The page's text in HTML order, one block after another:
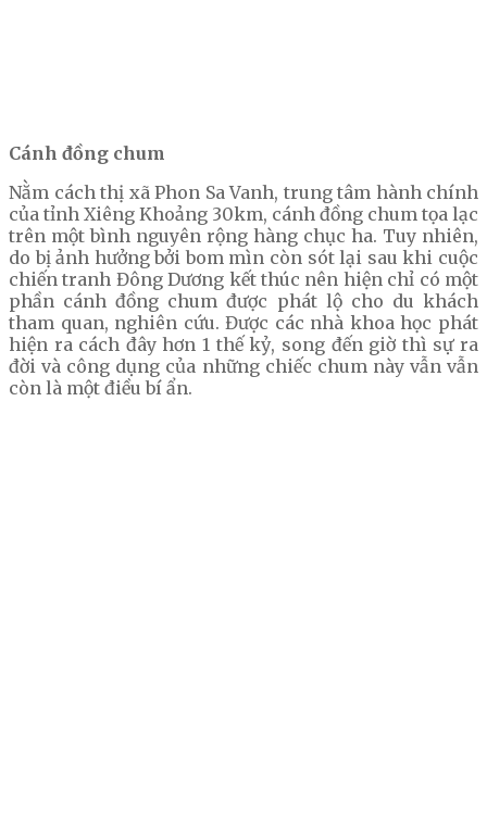
Cánh đồng chum
Nằm cách thị xã Phon Sa Vanh, trung tâm hành chính
của tỉnh Xiêng Khoảng 30km, cánh đồng chum tọa lạc
trên một bình nguyên rộng hàng chục ha. Tuy nhiên,
do bị ảnh hưởng bởi bom mìn còn sót lại sau khi cuộc
chiến tranh Đông Dương kết thúc nên hiện chỉ có một
phần cánh đồng chum được phát lộ cho du khách
tham quan, nghiên cứu. Được các nhà khoa học phát
hiện ra cách đây hơn 1 thế kỷ, song đến giờ thì sự ra
đời và công dụng của những chiếc chum này vẫn vẫn
còn là một điều bí ẩn.